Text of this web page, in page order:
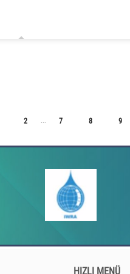
2 7 8 9
HIZLI MENÜ